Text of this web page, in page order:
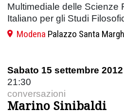
Multimediale delle Scienze
Italiano per gli Studi
Modena Palazzo Santa
Sabato 15 settembre 2012
21:30
conversazioni
Marino Sinibaldi